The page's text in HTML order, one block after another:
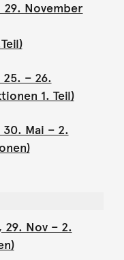
November
– 26.
1. Teil)
Mai – 2.
Nov – 2.